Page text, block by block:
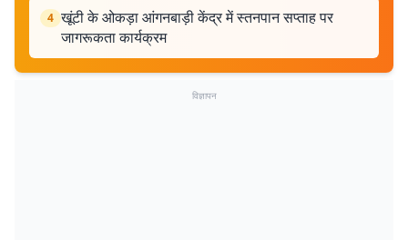
4 खूंटी के ओकड़ा आंगनबाड़ी केंद्र में स्तनपान सप्ताह पर
जागरूकता कार्यक्रम
विज्ञापन